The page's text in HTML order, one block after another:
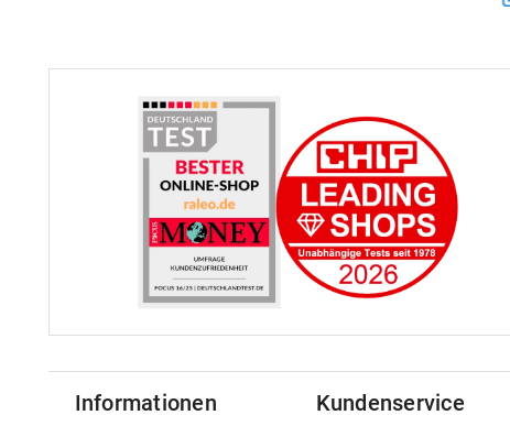
Informationen Kundenservice